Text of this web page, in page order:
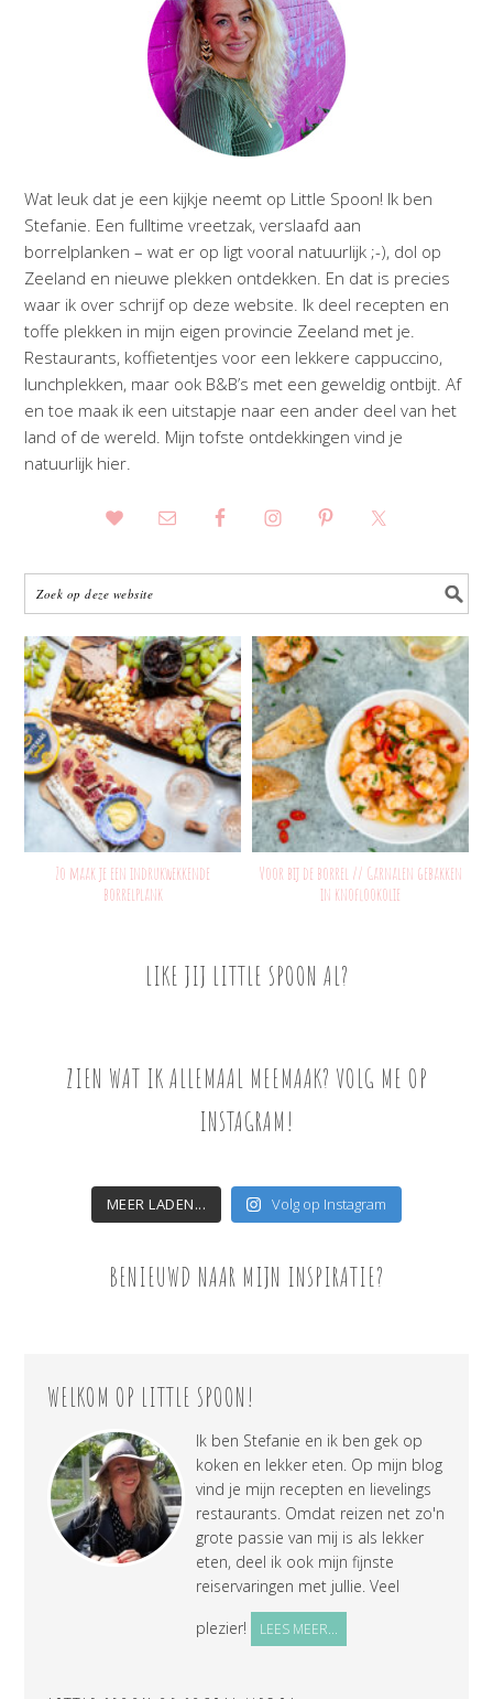
Wat leuk dat je een kijkje neemt op Little Spoon! Ik ben
Stefanie. Een fulltime vreetzak, verslaafd aan
borrelplanken – wat er op ligt vooral natuurlijk ;-), dol op
Zeeland en nieuwe plekken ontdekken. En dat is precies
waar ik over schrijf op deze website. Ik deel recepten en
toffe plekken in mijn eigen provincie Zeeland met je.
Restaurants, koffietentjes voor een lekkere cappuccino,
lunchplekken, maar ook B&B’s met een geweldig ontbijt. Af
en toe maak ik een uitstapje naar een ander deel van het
land of de wereld. Mijn tofste ontdekkingen vind je
natuurlijk hier.
Zo maak je een indrukwekkende
borrelplank
Voor bij de borrel // Garnalen gebakken
in knoflookolie
LIKE JIJ LITTLE SPOON AL?
ZIEN WAT IK ALLEMAAL MEEMAAK? VOLG ME OP
INSTAGRAM!
MEER LADEN... Volg op Instagram
BENIEUWD NAAR MIJN INSPIRATIE?
WELKOM OP LITTLE SPOON!
Ik ben Stefanie en ik ben gek op
koken en lekker eten. Op mijn blog
vind je mijn recepten en lievelings
restaurants. Omdat reizen net zo'n
grote passie van mij is als lekker
eten, deel ik ook mijn fijnste
reiservaringen met jullie. Veel
plezier!
LEES MEER...